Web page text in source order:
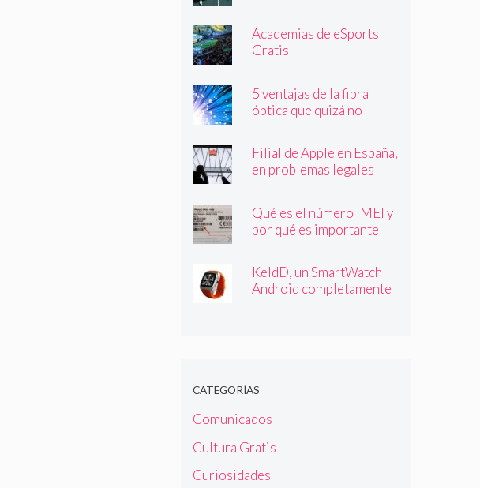
Academias de eSports
Gratis
5 ventajas de la fibra
óptica que quizá no
Filial de Apple en España,
en problemas legales
Qué es el número IMEI y
por qué es importante
KeldD, un SmartWatch
Android completamente
CATEGORÍAS
Comunicados
Cultura Gratis
Curiosidades